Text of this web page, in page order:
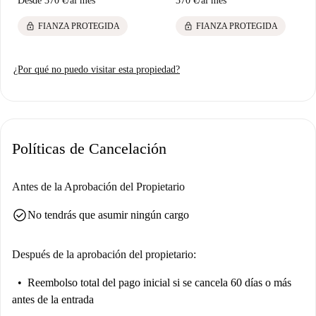
lock FIANZA PROTEGIDA lock FIANZA PROTEGIDA
¿Por qué no puedo visitar esta propiedad?
Políticas de Cancelación
Antes de la Aprobación del Propietario
check_circleNo tendrás que asumir ningún cargo
Después de la aprobación del propietario:
Reembolso total del pago inicial si se cancela 60 días o más
antes de la entrada